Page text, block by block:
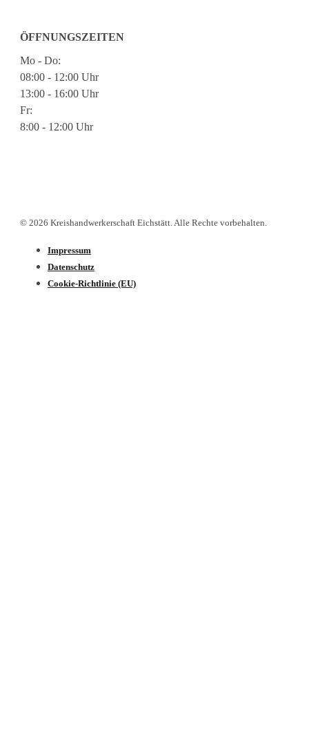
ÖFFNUNGSZEITEN
Mo - Do:
08:00 - 12:00 Uhr
13:00 - 16:00 Uhr
Fr:
8:00 - 12:00 Uhr
© 2026 Kreishandwerkerschaft Eichstätt. Alle Rechte vorbehalten.
Impressum
Datenschutz­
Cookie-Richtlinie (EU)